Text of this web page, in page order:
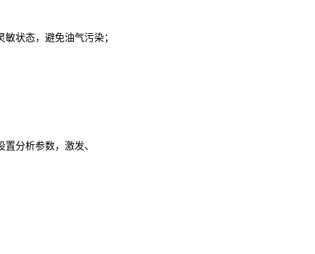
状态，避免油气污染；
分析参数，激发、